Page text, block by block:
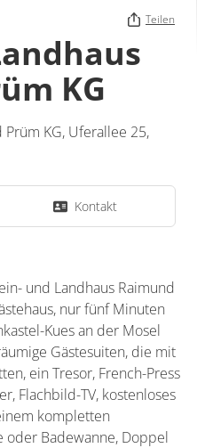
Teilen
KG
KG, Uferallee 25,
Kontakt
und Landhaus Raimund
nur fünf Minuten
Kues an der Mosel
Gästesuiten, die mit
ein Tresor, French-Press
Flachbild-TV, kostenloses
kompletten
oder Badewanne, Doppel